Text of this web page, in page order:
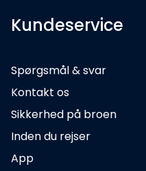
Kundeservice
Spørgsmål & svar
Kontakt os
Sikkerhed på broen
Inden du rejser
App